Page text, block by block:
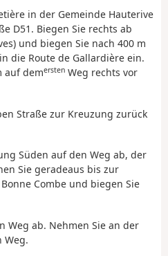
in der Gemeinde Hauterive
D51. Biegen Sie rechts ab
und biegen Sie nach 400 m
die Route de Gallardière ein.
auf demersten Weg rechts vor
Straße zur Kreuzung zurück
Süden auf den Weg ab, der
Sie geradeaus bis zur
Combe und biegen Sie
Weg ab. Nehmen Sie an der
Weg.